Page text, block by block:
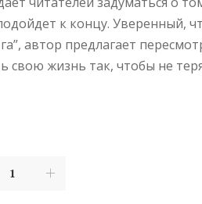
к концу. Уверенный,
автор предлагает
свою жизнь так, чтобы не